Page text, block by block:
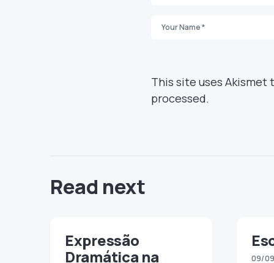
This site uses Akismet
processed.
Read next
Expressão
Dramática na
09/